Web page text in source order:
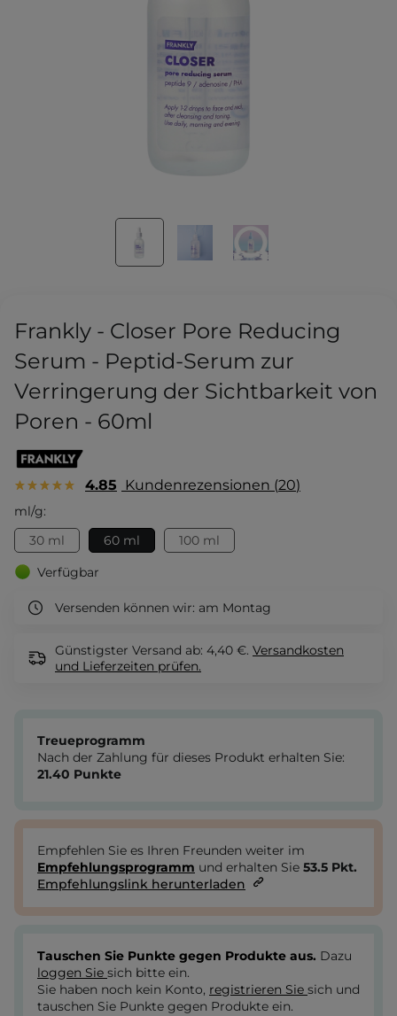
Frankly - Closer Pore Reducing
Serum - Peptid-Serum zur
Verringerung der Sichtbarkeit von
Poren - 60ml
4.85 Kundenrezensionen 20
ml/g:
30 ml
60 ml
100 ml
Verfügbar
Versenden können wir: am Montag
Günstigster Versand ab: 4,40 €. Versandkosten
und Lieferzeiten prüfen.
Treueprogramm
Nach der Zahlung für dieses Produkt erhalten Sie:
21.40 Punkte
Empfehlen Sie es Ihren Freunden weiter im
Empfehlungsprogramm und erhalten Sie 53.5 Pkt.
Empfehlungslink herunterladen
Tauschen Sie Punkte gegen Produkte aus. Dazu
loggen Sie sich bitte ein.
Sie haben noch kein Konto, registrieren Sie sich und
tauschen Sie Punkte gegen Produkte ein.